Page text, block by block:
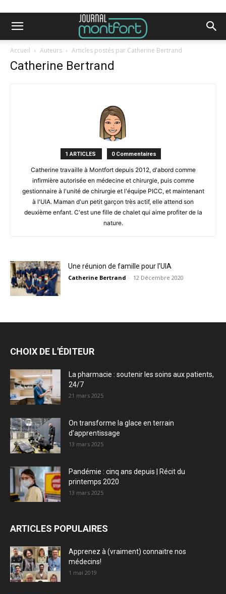
Accueil Auteurs Articles postés par Catherine Bertrand
Catherine Bertrand
1 ARTICLES 0 Commentaires
Catherine travaille à Montfort depuis 2012, d'abord comme
infirmière autorisée en médecine et chirurgie, puis comme
gestionnaire à l'unité de chirurgie et l'équipe PICC, et maintenant
à l'UIA. Maman d'un petit garçon très actif, elle attend son
deuxième enfant. C'est une fille de chalet qui aime profiter de la
nature.
Une réunion de famille pour l’UIA
Catherine Bertrand - 12 Décembre 2020
CHOIX DE L'ÉDITEUR
La pharmacie : soutenir les soins aux patients,
24/7
21 mars 2025
On transforme la glace en terrain
d’apprentissage
13 mars 2025
Pandémie : cinq ans depuis | Récit du
printemps 2020
13 mars 2025
ARTICLES POPULAIRES
Apprenez à (vraiment) connaitre nos
médecins!
1 mai 2019